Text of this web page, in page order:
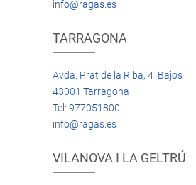
info@ragas.es
TARRAGONA
Avda. Prat de la Riba, 4 Bajos
43001 Tarragona
Tel: 977051800
info@ragas.es
VILANOVA I LA GELTRÚ